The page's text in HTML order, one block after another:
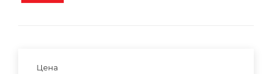
Цена